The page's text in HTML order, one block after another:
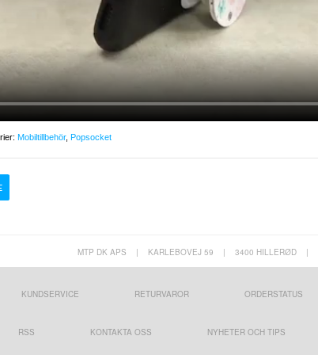
Mobiltillbehör, Popsocket
MTP DK APS | KARLEBOVEJ 59 | 3400 HILLERØD |
KUNDSERVICE RETURVAROR ORDERSTATUS
RSS KONTAKTA OSS NYHETER OCH TIPS